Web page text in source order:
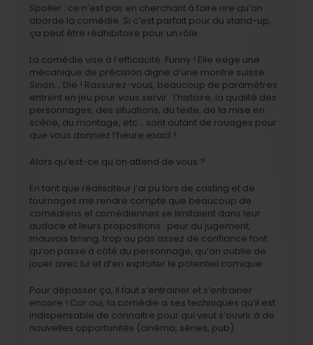
Spoiler : ce n’est pas en cherchant à faire rire qu’on
aborde la comédie. Si c’est parfait pour du stand-up,
ça peut être rédhibitoire pour un rôle…
La comédie vise à l’efficacité. Funny ! Elle exige une
mécanique de précision digne d’une montre suisse.
Sinon… Die ! Rassurez-vous, beaucoup de paramètres
entrent en jeu pour vous servir : l’histoire, la qualité des
personnages, des situations, du texte, de la mise en
scène, du montage, etc… sont autant de rouages pour
que vous donniez l’heure exact !
Alors qu’est-ce qu’on attend de vous ?
En tant que réalisateur j’ai pu lors de casting et de
tournages me rendre compte que beaucoup de
comédiens et comédiennes se limitaient dans leur
audace et leurs propositions : peur du jugement,
mauvais timing, trop ou pas assez de confiance font
qu’on passe à côté du personnage, qu’on oublie de
jouer avec lui et d’en exploiter le potentiel comique.
Pour dépasser ça, il faut s’entrainer et s’entrainer
encore ! Car oui, la comédie a ses techniques qu’il est
indispensable de connaitre pour qui veut s’ouvrir à de
nouvelles opportunités (cinéma, séries, pub).